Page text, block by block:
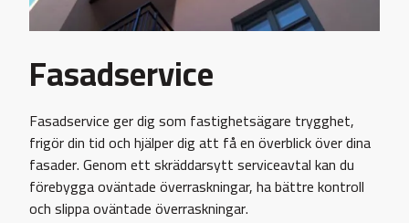
Fasadservice
Fasadservice ger dig som fastighetsägare trygghet,
frigör din tid och hjälper dig att få en överblick över dina
fasader. Genom ett skräddarsytt serviceavtal kan du
förebygga oväntade överraskningar, ha bättre kontroll
och slippa oväntade överraskningar.